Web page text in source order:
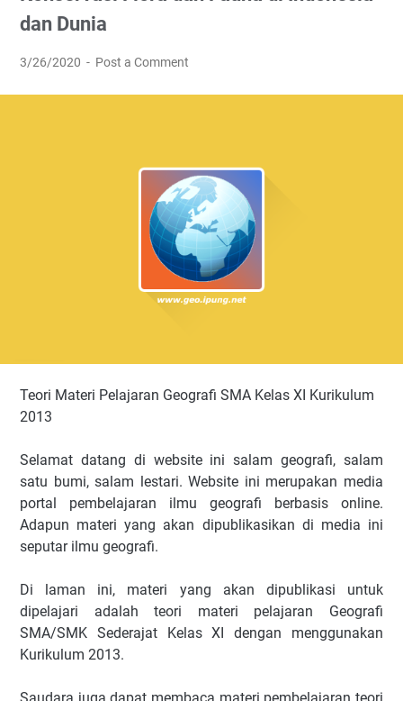
dan Dunia
3/26/2020 Post a Comment
Teori Materi Pelajaran Geografi SMA Kelas XI Kurikulum
2013
Selamat datang di website ini salam geografi, salam
satu bumi, salam lestari. Website ini merupakan media
portal pembelajaran ilmu geografi berbasis online.
Adapun materi yang akan dipublikasikan di media ini
seputar ilmu geografi.
Di laman ini, materi yang akan dipublikasi untuk
dipelajari adalah teori materi pelajaran Geografi
SMA/SMK Sederajat Kelas XI dengan menggunakan
Kurikulum 2013.
Saudara juga dapat membaca materi pembelajaran teori